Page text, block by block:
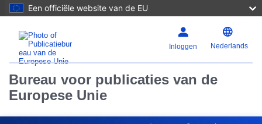
Een officiële website van de EU
Inloggen Nederlands
Bureau voor publicaties van de
Europese Unie